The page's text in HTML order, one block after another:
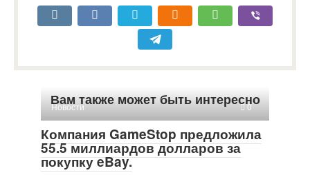
Вам также может быть интересно
Новости 0
Компания GameStop предложила
55.5 миллиардов долларов за
покупку eBay.